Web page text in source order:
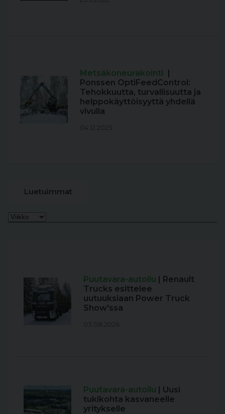
Metsäkoneurakointi |
Ponssen OptiFeedControl:
Tehokkuutta, turvallisuutta ja
helppokäyttöisyyttä yhdellä
vivulla
04.12.2025
Luetuimmat
Puutavara-autoilu | Renault
Trucks esittelee
uutuuksiaan Power Truck
Show'ssa
03.08.2026
Puutavara-autoilu | Uusi
tukikohta kasvaneelle
yritykselle